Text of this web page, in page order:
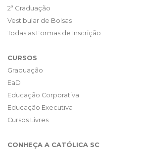
2ª Graduação
Vestibular de Bolsas
Todas as Formas de Inscrição
CURSOS
Graduação
EaD
Educação Corporativa
Educação Executiva
Cursos Livres
CONHEÇA A CATÓLICA SC